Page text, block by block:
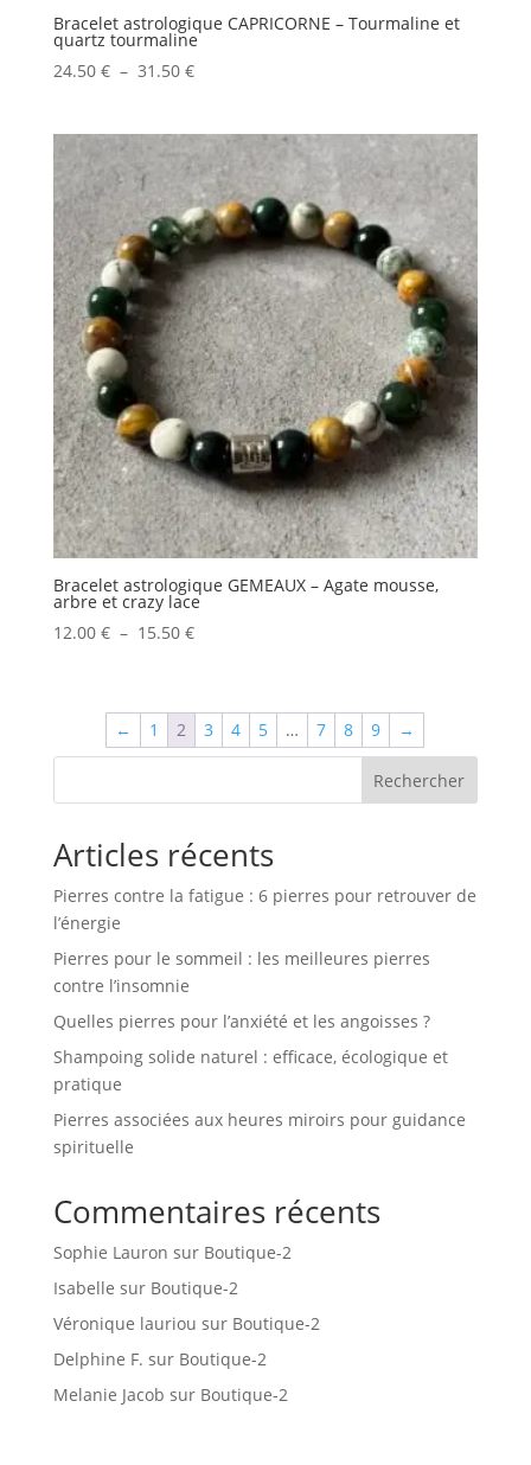
Bracelet astrologique CAPRICORNE – Tourmaline et
quartz tourmaline
24.50 € – 31.50 €Plage
24.50 €
à
31.50 €
Bracelet astrologique GEMEAUX – Agate mousse,
arbre et crazy lace
12.00 € – 15.50 €Plage
12.00 €
← 1 2 3 4 5 … 7 8 9 →
Rechercher
Articles récents
Pierres contre la fatigue : 6 pierres pour retrouver de
l’énergie
Pierres pour le sommeil : les meilleures pierres
contre l’insomnie
Quelles pierres pour l’anxiété et les angoisses ?
Shampoing solide naturel : efficace, écologique et
pratique
Pierres associées aux heures miroirs pour guidance
spirituelle
Commentaires récents
Sophie Lauron sur Boutique-2
Isabelle sur Boutique-2
Véronique lauriou sur Boutique-2
Delphine F. sur Boutique-2
Melanie Jacob sur Boutique-2